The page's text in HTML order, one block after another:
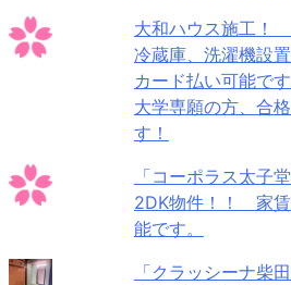
大和ハウス施工！
冷蔵庫、洗濯機設
カード払い可能で
大学専願の方、合
す！
「コーポラス太子
2DK物件！！ 家賃
能です。
「クラッシーナ